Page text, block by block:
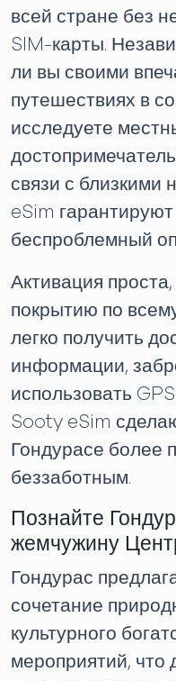
всей стране без
SIM-карты.
ли вы своими
путешествиях в
исследуете
связи с близкими
eSim
беспроблемный
Активация
покрытию по
легко получить
информации,
использовать
Sooty eSim
Гондурасе более
беззаботным.
Познайте
жемчужину
Гондурас
сочетание
культурного
мероприятий, что